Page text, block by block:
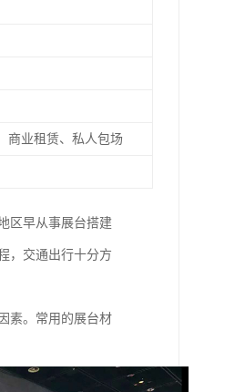
商业租赁、私人包场
区早从事展台搭建
，交通出行十分方
素。常用的展台材